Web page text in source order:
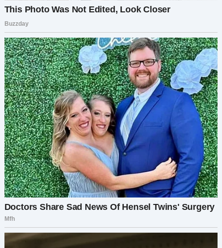
предположениями, спрашивая, как она может
визита. Вместе мы составили простой план:
она займётся домашними делами,
прислушиваясь к радионяне, и вмешается
только в случае крайней необходимости. Если
что-то покажется необычным, она пообещала
немедленно мне сообщить.
Проходили часы, и я заметила, что происходит
нечто замечательное. Я не только чувствовала
себя более расслабленной, зная, что рядом
есть надёжный человек, но и начала замечать
проблески заботливой стороны моей
свекрови, которую я никогда раньше по-
настоящему не ценила. Наблюдая, как она с
заботой складывает крошечные бодики или
что под её порой резкой внешностью
скрывается настоящая любовь — к её сыну, её